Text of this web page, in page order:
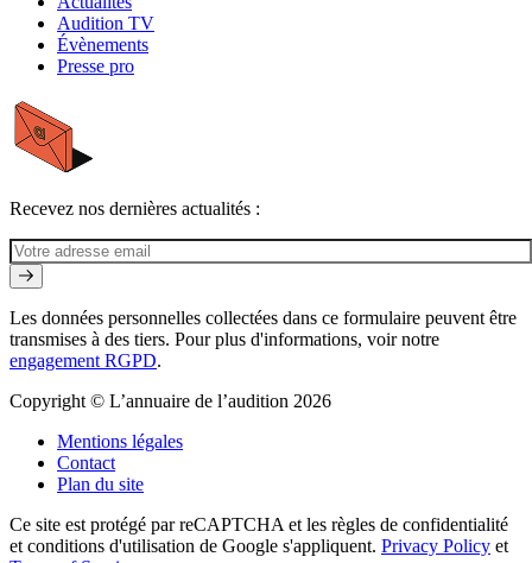
Audition TV
Évènements
Presse pro
Recevez nos dernières actualités :
Les données personnelles collectées dans ce formulaire peuvent être
transmises à des tiers. Pour plus d'informations, voir notre
engagement RGPD.
Copyright © L’annuaire de l’audition 2026
Mentions légales
Contact
Plan du site
Ce site est protégé par reCAPTCHA et les règles de confidentialité
et conditions d'utilisation de Google s'appliquent. Privacy Policy et